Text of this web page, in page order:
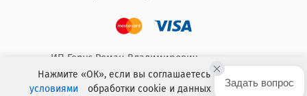
ИП Герус Роман Владимирович.
ОГРНИП: 304714932300026 ИНН: 711400010184
Нажмите «ОК», если вы соглашаетесь с условиями
условиями
обработки cookie и данных о поведении на
Задать вопрос